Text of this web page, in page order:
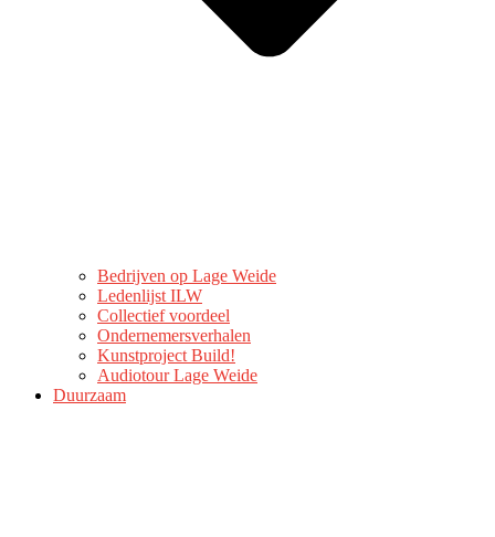
Bedrijven op Lage Weide
Ledenlijst ILW
Collectief voordeel
Ondernemersverhalen
Kunstproject Build!
Audiotour Lage Weide
Duurzaam